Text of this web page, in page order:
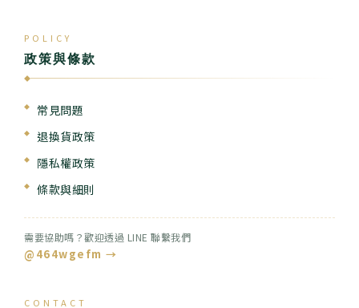
POLICY
政策與條款
◆
常見問題
退換貨政策
隱私權政策
條款與細則
需要協助嗎？歡迎透過 LINE 聯繫我們
@464wgefm →
CONTACT